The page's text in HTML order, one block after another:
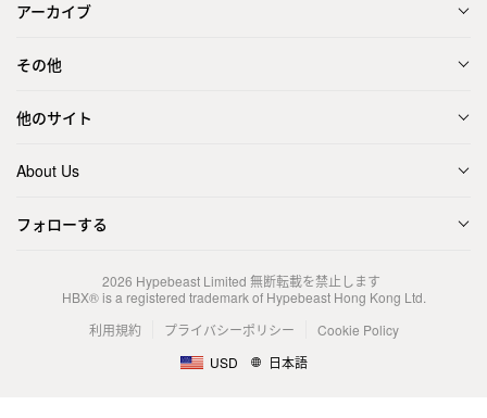
アーカイブ
その他
他のサイト
About Us
フォローする
2026 Hypebeast Limited 無断転載を禁止します
HBX® is a registered trademark of Hypebeast Hong Kong Ltd.
利用規約
プライバシーポリシー
Cookie Policy
USD
日本語